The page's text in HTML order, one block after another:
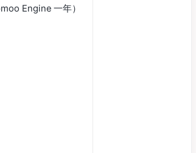
Engine 一年）